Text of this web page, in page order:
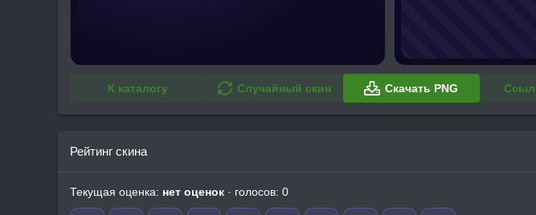
К каталогу Случайный скин Скачать PNG
Рейтинг скина
Текущая оценка: нет оценок · голосов: 0